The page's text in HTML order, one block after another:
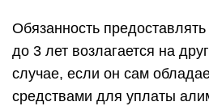
Обязанность
до 3 лет возлагается на
случае, если он сам
средствами для уплаты